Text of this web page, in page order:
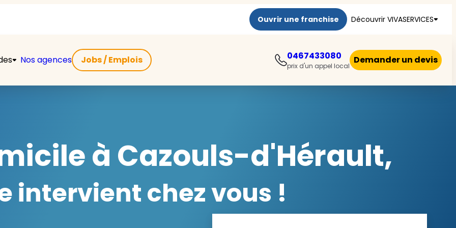
Ouvrir une franchise Découvrir VIVASERVICES
Nos agences Jobs / Emplois 0467433080
prix d'un appel local
Demander un devis
à Cazouls-d'Hérault,
intervient chez vous !